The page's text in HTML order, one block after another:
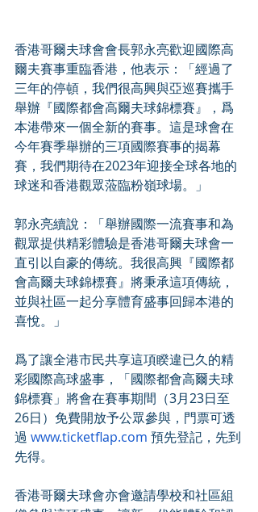
香港哥爾夫球會會長郭永亮歡迎國際高
爾夫賽事重臨香港，他表示：「經過了
三年的停頓，我們很高興與亞巡賽攜手
舉辦『國際都會高爾夫球錦標賽』，爲
本港帶來一個全新的賽事。這是球會在
今年賽季舉辦的三項國際賽事的揭幕
賽，我們期待在2023年迎接全球各地的
球迷和香港觀眾蒞臨粉嶺球場。」
郭永亮續說：「舉辦國際一流賽事和為
觀眾提供精彩體驗是香港哥爾夫球會一
直引以自豪的傳統。我很高興『國際都
會高爾夫球錦標賽』將秉承這項傳統，
並與社區一起分享體育盛事回歸本港的
喜悅。」
爲了讓全港市民共享這項睽違已久的精
彩國際高球盛事，「國際都會高爾夫球
錦標賽」將會在賽事期間（3月23日至
26日）免費開放予公眾參與，門票可透
過 www.ticketflap.com 預先登記，先到
先得。
香港哥爾夫球會亦會邀請學校和社區組